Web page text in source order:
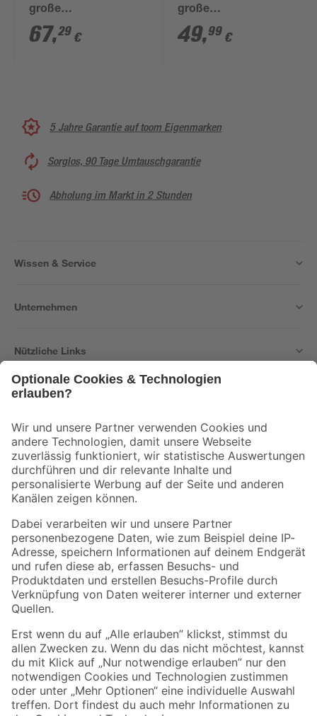
große
Unterlegscheibe, Ø 12
mm, 120 mm, 20
67,29 €
große
Unterlegscheibe Ø 12
x 160/256 mm 10
49,99 €
5 Jahre Garantie auf toom Eigenmarken
Sorglos, 90 Tage Umtauschgarantie
Abholung im Markt in 2 Stunden
Wissen & Service
Unternehmen
Nützliche Links
Der toom Newsletter: Keine Angebote und Aktionen mehr verpassen!
Zur Newsletter Anmeldung
Folge uns
Zahlungsarten Versandarten
Sicher einkaufen
Jetzt die toom-App herunterladen